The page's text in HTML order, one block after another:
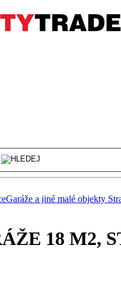
Garáže a jiné malé objekty
18 M2,